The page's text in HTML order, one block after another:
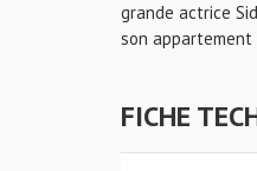
grande actrice
son appartement
FICHE